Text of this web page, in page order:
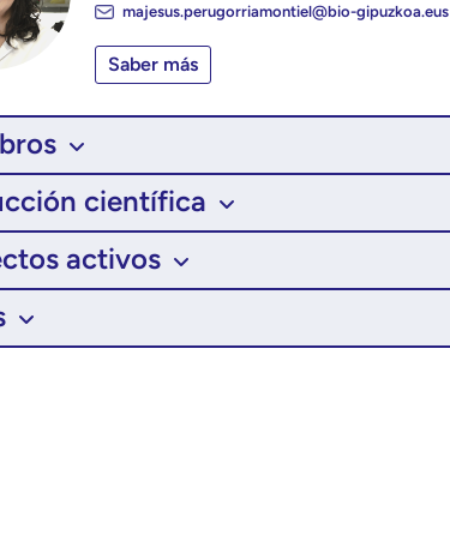
majesus.perugorriamontiel@bio-gipuzkoa.eus
Saber más
científica
activos